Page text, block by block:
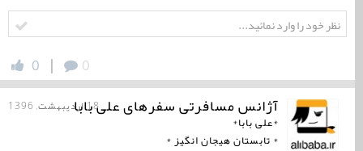
0
|
0
آژانس مسافرتی سفرهای علی بابا
18 اردیبهشت, 1396
*علی بابا*
* تابستان هیجان انگیز *